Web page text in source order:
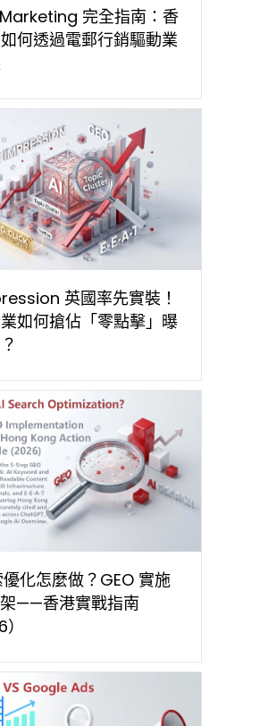
完全指南：香
何透過電郵行銷驅動業
英國率先實裝！
如何搶佔「零點擊」曝
化怎麼做？GEO 實施
——香港實戰指南